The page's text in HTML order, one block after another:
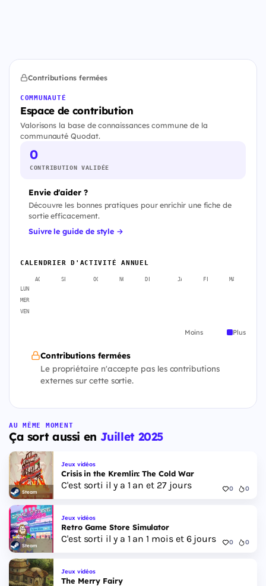
Contributions fermées
COMMUNAUTÉ
Espace de contribution
Valorisons la base de connaissances commune de la
communauté Quodat.
0
CONTRIBUTION VALIDÉE
Envie d'aider ?
Découvre les bonnes pratiques pour enrichir une fiche de
sortie efficacement.
Suivre le guide de style →
CALENDRIER D'ACTIVITÉ ANNUEL
AOÛT SEPT. OCT. NOV. DÉC. JANV. FÉVR. MARS
LUN
MER
VEN
Moins Plus
Contributions fermées
Le propriétaire n'accepte pas les contributions
externes sur cette sortie.
AU MÊME MOMENT
Ça sort aussi en Juillet 2025
Steam
Jeux vidéos
Crisis in the Kremlin: The Cold War
C'est sorti il y a 1 an et 27 jours 0 0
Steam
Jeux vidéos
Retro Game Store Simulator
C'est sorti il y a 1 an 1 mois et 6 jours 0 0
Jeux vidéos
The Merry Fairy